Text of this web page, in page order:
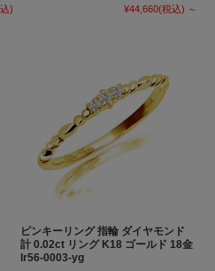
)
¥44,660(税込) ～
ピンキーリング 指輪 ダイヤモンド
計 0.02ct リング K18 ゴールド 18金
lr56-0003-yg